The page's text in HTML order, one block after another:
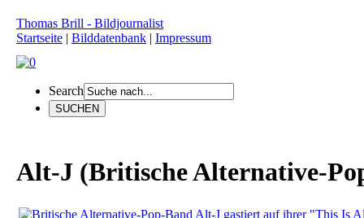
Thomas Brill - Bildjournalist
Startseite | Bilddatenbank | Impressum
Search
Alt-J (Britische Alternative-